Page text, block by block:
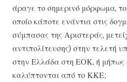
άραγε το σημερινό μόρφωμα,
οποίο κάποτε ενάντια στις
σύμπασας της Αριστεράς,
αντιπολίτευσης) στην τελετή
στην Ελλάδα στη ΕΟΚ, ή μήπως
καλύπτονται από το ΚΚΕ;